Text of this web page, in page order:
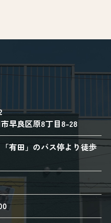
早良区原8丁目8-28
有田」のバス停より徒歩